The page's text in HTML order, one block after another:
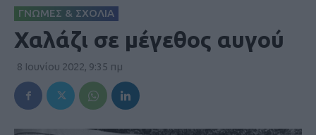
ΓΝΩΜΕΣ & ΣΧΟΛΙΑ
Χαλάζι σε μέγεθος αυγού
8 Ιουνίου 2022, 9:35 πμ